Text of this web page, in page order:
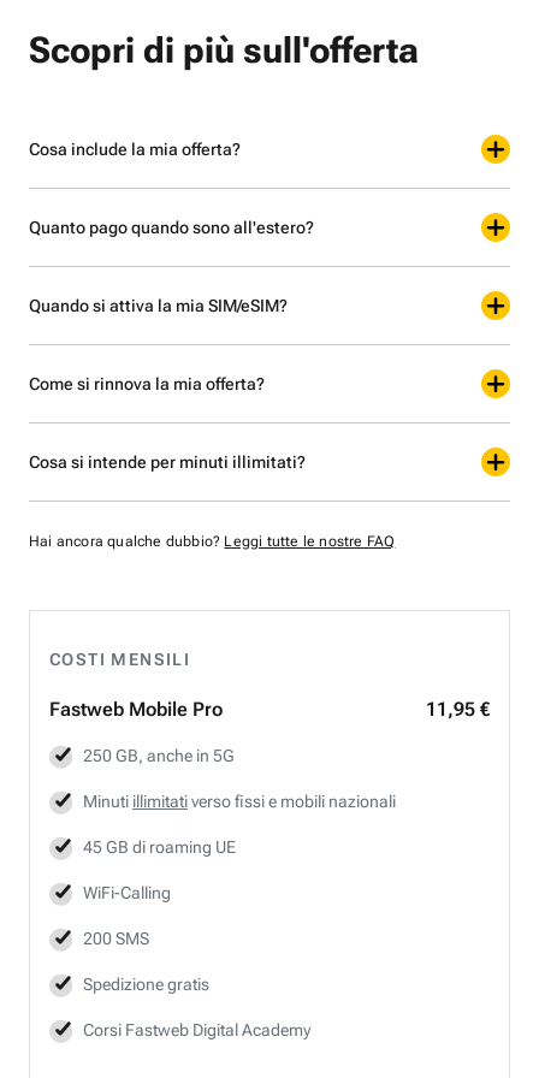
COSTI MENSILI
Fastweb Mobile Pro 11,95 €
250 GB, anche in 5G
Minuti illimitativerso fissi e mobili nazionali
45 GB di roaming UE
WiFi-Calling
200 SMS
Spedizione gratis
Corsi Fastweb Digital Academy
Scopri di più sull'offerta
Cosa include la mia offerta?
Quanto pago quando sono all'estero?
Quando si attiva la mia SIM/eSIM?
Come si rinnova la mia offerta?
Cosa si intende per minuti illimitati?
Hai ancora qualche dubbio? Leggi tutte le nostre FAQ